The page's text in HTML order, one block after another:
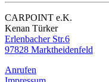
CARPOINT e.K.
Kenan Türker
Erlenbacher Str.6
97828 Marktheidenfeld
Anrufen